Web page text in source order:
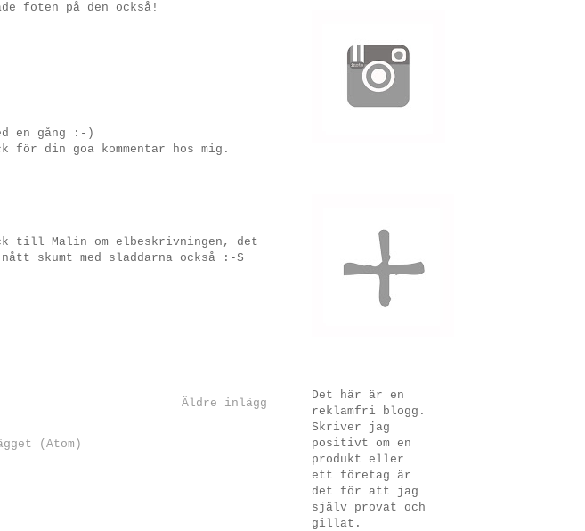
foten på den också!
en gång :-)
din goa kommentar hos mig.
till Malin om elbeskrivningen, det
skumt med sladdarna också :-S
Äldre inlägg
(Atom)
Det här är en
reklamfri blogg.
Skriver jag
positivt om en
produkt eller
ett företag är
det för att jag
själv provat och
gillat.